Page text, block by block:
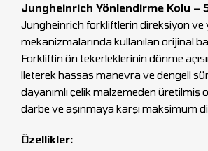
Jungheinrich Yönlendirme Kolu –
Jungheinrich forkliftlerin direksiyon ve
mekanizmalarında kullanılan orijinal
Forkliftin ön tekerleklerinin dönme
ileterek hassas manevra ve dengeli
dayanımlı çelik malzemeden üretilmiş
darbe ve aşınmaya karşı maksimum
Özellikler: